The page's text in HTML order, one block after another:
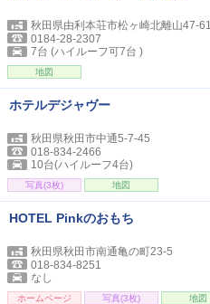
秋田県由利本荘市松ヶ崎北離山47-61
0184-28-2307
7台 (ハイルーフ可7台 )
地図
ホテルデジャヴー
秋田県秋田市中通5-7-45
018-834-2466
10台(ハイルーフ4台)
写真(3枚) 地図
HOTEL Pinkのおもち
秋田県秋田市南通亀の町23-5
018-834-8251
なし
ホームページ 写真(3枚) 地図